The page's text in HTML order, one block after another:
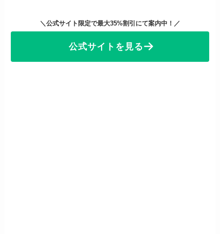
＼公式サイト限定で最大35%割引にて案内中！／
公式サイトを見る